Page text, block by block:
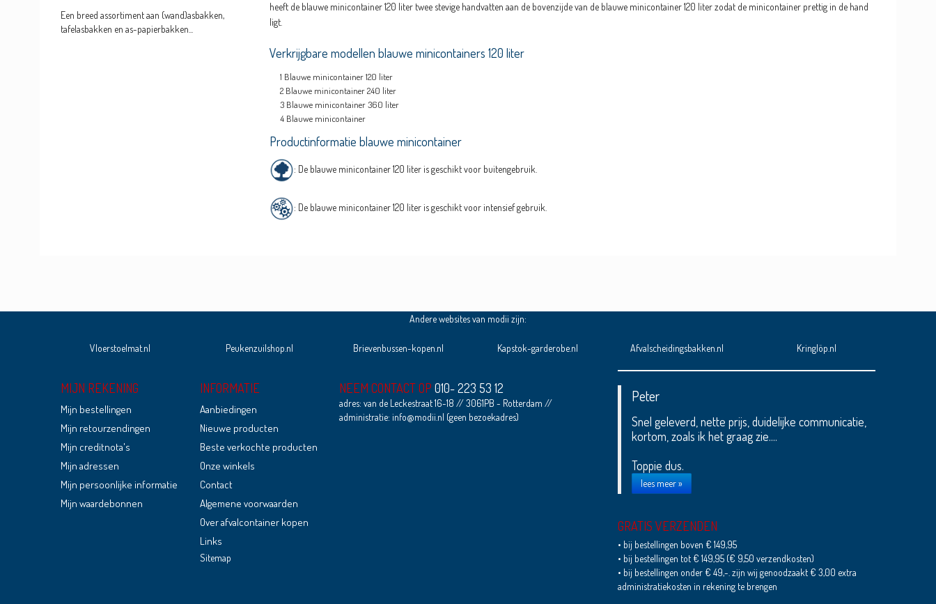
Een breed assortiment aan (wand)asbakken,
tafelasbakken en as-papierbakken...
heeft de blauwe minicontainer 120 liter twee stevige handvatten aan de bovenzijde van de blauwe minicontainer 120 liter zodat de minicontainer prettig in de hand
ligt.
Verkrijgbare modellen blauwe minicontainers 120 liter
Blauwe minicontainer 120 liter
Blauwe minicontainer 240 liter
Blauwe minicontainer 360 liter
Blauwe minicontainer
Productinformatie blauwe minicontainer
: De blauwe minicontainer 120 liter is geschikt voor buitengebruik.
: De blauwe minicontainer 120 liter is geschikt voor intensief gebruik.
Andere websites van modii zijn:
Vloerstoelmat.nl Peukenzuilshop.nl Brievenbussen-kopen.nl Kapstok-garderobe.nl Afvalscheidingsbakken.nl Kringlöp.nl
MIJN REKENING
Mijn bestellingen
Mijn retourzendingen
Mijn creditnota's
Mijn adressen
Mijn persoonlijke informatie
Mijn waardebonnen
INFORMATIE
Aanbiedingen
Nieuwe producten
Beste verkochte producten
Onze winkels
Contact
Algemene voorwaarden
Over afvalcontainer kopen
Links
Sitemap
NEEM CONTACT OP 010- 223 53 12
adres: van de Leckestraat 16-18 // 3061PB - Rotterdam //
administratie: info@modii.nl (geen bezoekadres)
Peter
Snel geleverd, nette prijs, duidelijke communicatie,
kortom, zoals ik het graag zie....
Toppie dus.
lees meer »
GRATIS VERZENDEN
• bij bestellingen boven € 149,95
• bij bestellingen tot € 149,95 (€ 9,50 verzendkosten)
• bij bestellingen onder € 49,-. zijn wij genoodzaakt € 3,00 extra
administratiekosten in rekening te brengen